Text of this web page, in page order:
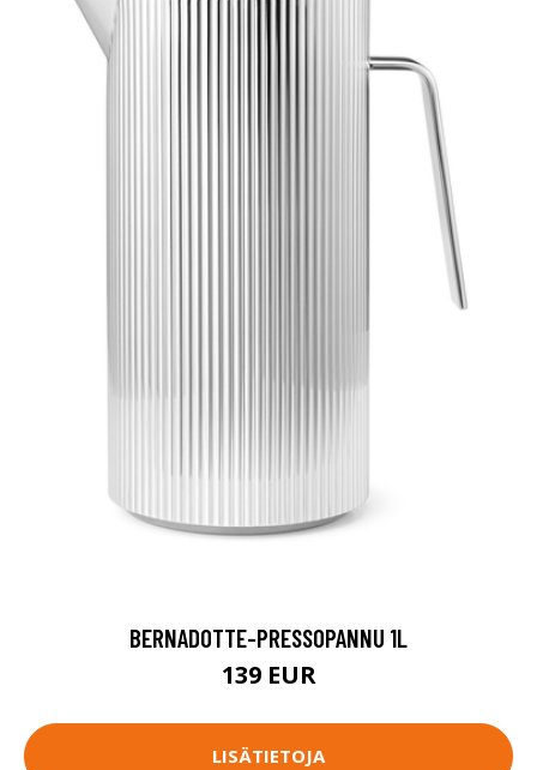
BERNADOTTE-PRESSOPANNU 1L
139 EUR
LISÄTIETOJA